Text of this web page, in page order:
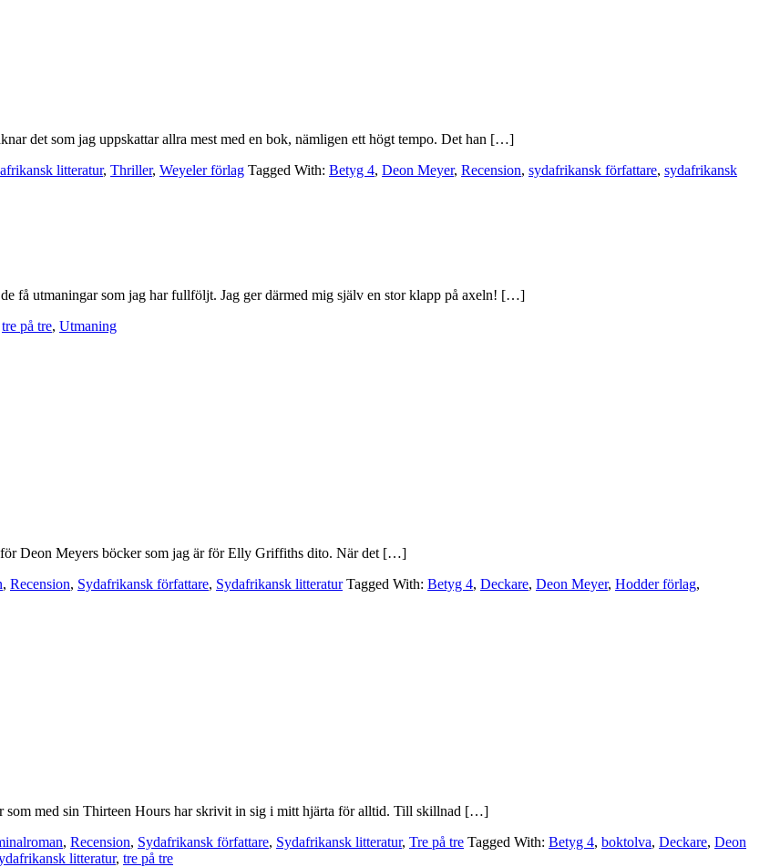
det som jag uppskattar allra mest med en bok, nämligen ett högt tempo. Det han […]
litteratur, Thriller, Weyeler förlag Tagged With: Betyg 4, Deon Meyer, Recension, sydafrikansk författare, sydafrikansk
få utmaningar som jag har fullföljt. Jag ger därmed mig själv en stor klapp på axeln! […]
tre på tre, Utmaning
för Deon Meyers böcker som jag är för Elly Griffiths dito. När det […]
, Recension, Sydafrikansk författare, Sydafrikansk litteratur Tagged With: Betyg 4, Deckare, Deon Meyer, Hodder förlag,
som med sin Thirteen Hours har skrivit in sig i mitt hjärta för alltid. Till skillnad […]
, Recension, Sydafrikansk författare, Sydafrikansk litteratur, Tre på tre Tagged With: Betyg 4, boktolva, Deckare, Deon
litteratur, tre på tre